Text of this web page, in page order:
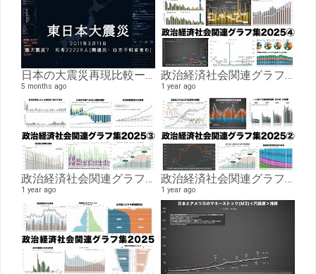
日本の大震災再現比較ー「熊本地震」「能登半島地震」「阪神・淡路大震災」「東日本大震災」
5 months ago
政治経済社会関連グラフ集2025④生産・サービス、動物愛護、健康、国土・資源・エネルギー、環境、ボランティア編
1 year ago
政治経済社会関連グラフ集2025③政治・財政、国防、教育、資格編
1 year ago
政治経済社会関連グラフ集2025②経済編
1 year ago